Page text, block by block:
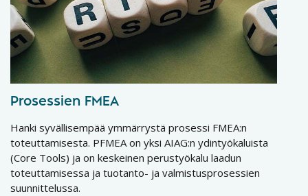
Prosessien FMEA
Hanki syvällisempää ymmärrystä prosessi FMEA:n
toteuttamisesta. PFMEA on yksi AIAG:n ydintyökaluista
(Core Tools) ja on keskeinen perustyökalu laadun
toteuttamisessa ja tuotanto- ja valmistusprosessien
suunnittelussa.